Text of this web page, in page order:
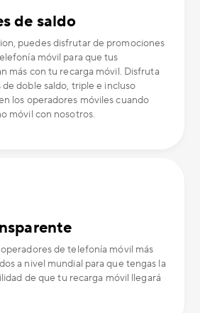
de saldo
puedes disfrutar de promociones
móvil para que tus
más con tu recarga móvil. Disfruta
doble saldo, triple e incluso
los operadores móviles cuando
móvil con nosotros.
de telefonía móvil más
a nivel mundial para que tengas la
de que tu recarga móvil llegará